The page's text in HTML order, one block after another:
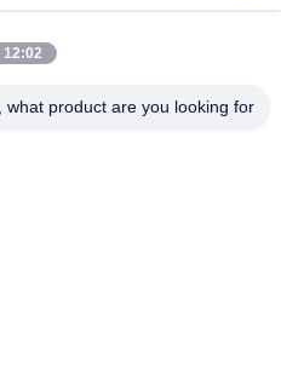
12:02 PM
what product are you looking for?